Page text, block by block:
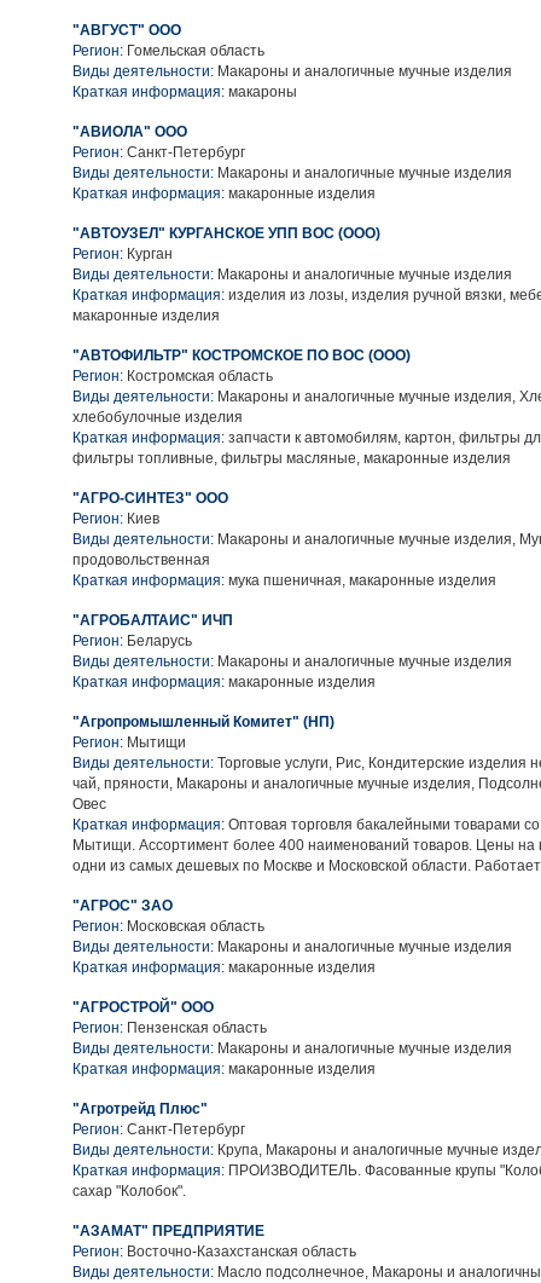
"АВГУСТ" ООО
Регион: Гомельская область
Виды деятельности: Макароны и аналогичные мучные изделия
Краткая информация: макароны
"АВИОЛА" ООО
Регион: Санкт-Петербург
Виды деятельности: Макароны и аналогичные мучные изделия
Краткая информация: макаронные изделия
"АВТОУЗЕЛ" КУРГАНСКОЕ УПП ВОС (ООО)
Регион: Курган
Виды деятельности: Макароны и аналогичные мучные изделия
Краткая информация: изделия из лозы, изделия ручной вязки,
макаронные изделия
"АВТОФИЛЬТР" КОСТРОМСКОЕ ПО ВОС (ООО)
Регион: Костромская область
Виды деятельности: Макароны и аналогичные мучные изделия,
хлебобулочные изделия
Краткая информация: запчасти к автомобилям, картон, фильтры
фильтры топливные, фильтры масляные, макаронные изделия
"АГРО-СИНТЕЗ" ООО
Регион: Киев
Виды деятельности: Макароны и аналогичные мучные изделия,
продовольственная
Краткая информация: мука пшеничная, макаронные изделия
"АГРОБАЛТАИС" ИЧП
Регион: Беларусь
Виды деятельности: Макароны и аналогичные мучные изделия
Краткая информация: макаронные изделия
"Агропромышленный Комитет" (НП)
Регион: Мытищи
Виды деятельности: Торговые услуги, Рис, Кондитерские изделия
чай, пряности, Макароны и аналогичные мучные изделия,
Овес
Краткая информация: Оптовая торговля бакалейными товарами со
Мытищи. Ассортимент более 400 наименований товаров. Цены на
одни из самых дешевых по Москве и Московской области.
"АГРОС" ЗАО
Регион: Московская область
Виды деятельности: Макароны и аналогичные мучные изделия
Краткая информация: макаронные изделия
"АГРОСТРОЙ" ООО
Регион: Пензенская область
Виды деятельности: Макароны и аналогичные мучные изделия
Краткая информация: макаронные изделия
"Агротрейд Плюс"
Регион: Санкт-Петербург
Виды деятельности: Крупа, Макароны и аналогичные мучные
Краткая информация: ПРОИЗВОДИТЕЛЬ. Фасованные крупы
сахар "Колобок".
"АЗАМАТ" ПРЕДПРИЯТИЕ
Регион: Восточно-Казахстанская область
Виды деятельности: Масло подсолнечное, Макароны и